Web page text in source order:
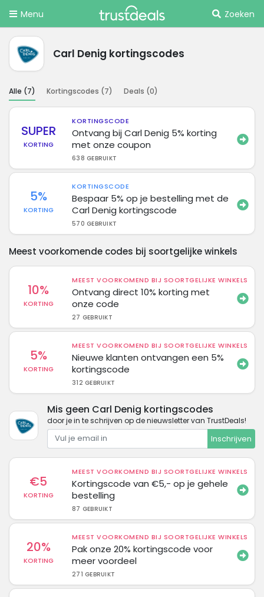
Menu Zoeken
Carl Denig kortingscodes
Alle (7) Kortingscodes (7) Deals (0)
SUPER
KORTING
KORTINGSCODE
Ontvang bij Carl Denig 5% korting
met onze coupon
638 GEBRUIKT
5%
KORTING
KORTINGSCODE
Bespaar 5% op je bestelling met de
Carl Denig kortingscode
570 GEBRUIKT
Meest voorkomende codes bij soortgelijke winkels
10%
KORTING
MEEST VOORKOMEND BIJ SOORTGELIJKE WINKELS
Ontvang direct 10% korting met
onze code
27 GEBRUIKT
5%
KORTING
MEEST VOORKOMEND BIJ SOORTGELIJKE WINKELS
Nieuwe klanten ontvangen een 5%
kortingscode
312 GEBRUIKT
Mis geen Carl Denig kortingscodes
door je in te schrijven op de nieuwsletter van TrustDeals!
Inschrijven
€5
KORTING
MEEST VOORKOMEND BIJ SOORTGELIJKE WINKELS
Kortingscode van €5,- op je gehele
bestelling
87 GEBRUIKT
20%
KORTING
MEEST VOORKOMEND BIJ SOORTGELIJKE WINKELS
Pak onze 20% kortingscode voor
meer voordeel
271 GEBRUIKT